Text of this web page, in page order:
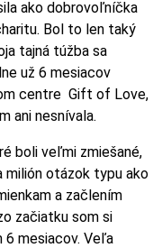
ako dobrovoľníčka
Bol to len taký
tajná túžba sa
už 6 mesiacov
centre Gift of Love,
ani nesnívala.
boli veľmi zmiešané,
milión otázok typu ako
a začlením
začiatku som si
mesiacov. Veľa